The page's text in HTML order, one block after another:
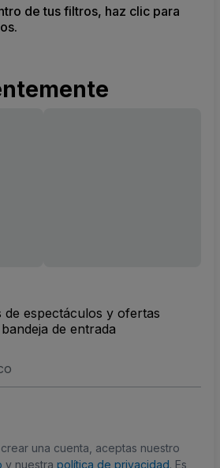
de tus filtros, haz clic para
de espectáculos y ofertas
de entrada
una cuenta, aceptas nuestro
y nuestra política de privacidad. Es